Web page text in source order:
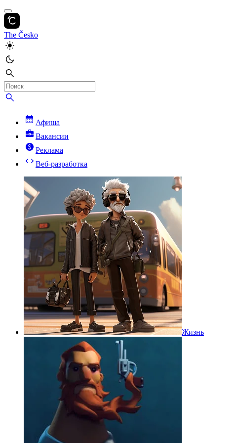
The Česko
Афиша
Вакансии
Реклама
Веб-разработка
Жизнь